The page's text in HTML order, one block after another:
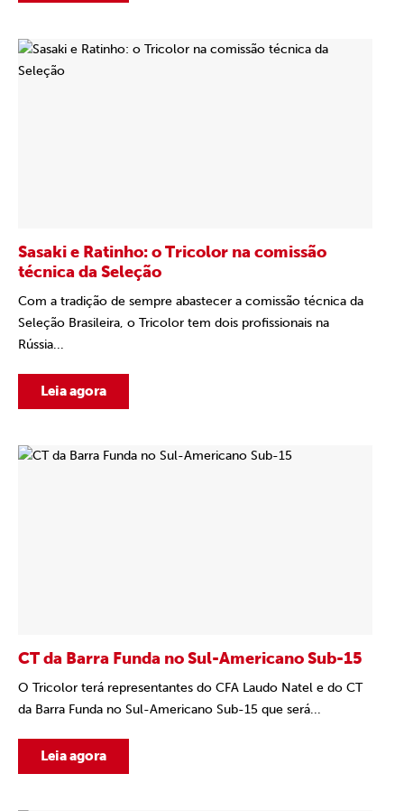
Sasaki e Ratinho: o Tricolor na comissão
técnica da Seleção
Com a tradição de sempre abastecer a comissão técnica da
Seleção Brasileira, o Tricolor tem dois profissionais na
Rússia...
Leia agora
CT da Barra Funda no Sul-Americano Sub-15
O Tricolor terá representantes do CFA Laudo Natel e do CT
da Barra Funda no Sul-Americano Sub-15 que será...
Leia agora